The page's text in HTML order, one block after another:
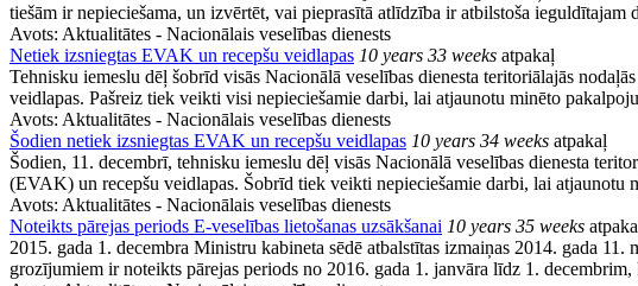
tiešām ir nepieciešama, un izvērtēt, vai pieprasītā atlīdzība ir atbilstoša ieguldītajam
Avots: Aktualitātes - Nacionālais veselības dienests
Netiek izsniegtas EVAK un recepšu veidlapas 10 years 33 weeks atpakaļ
Tehnisku iemeslu dēļ šobrīd visās Nacionālā veselības dienesta teritoriālajās
veidlapas. Pašreiz tiek veikti visi nepieciešamie darbi, lai atjaunotu minēto
Avots: Aktualitātes - Nacionālais veselības dienests
Šodien netiek izsniegtas EVAK un recepšu veidlapas 10 years 34 weeks atpakaļ
Šodien, 11. decembrī, tehnisku iemeslu dēļ visās Nacionālā veselības dienesta
(EVAK) un recepšu veidlapas. Šobrīd tiek veikti nepieciešamie darbi, lai atjaunotu
Avots: Aktualitātes - Nacionālais veselības dienests
Noteikts pārejas periods E-veselības lietošanas uzsākšanai 10 years 35 weeks
2015. gada 1. decembra Ministru kabineta sēdē atbalstītas izmaiņas 2014. gada
grozījumiem ir noteikts pārejas periods no 2016. gada 1. janvāra līdz 1.